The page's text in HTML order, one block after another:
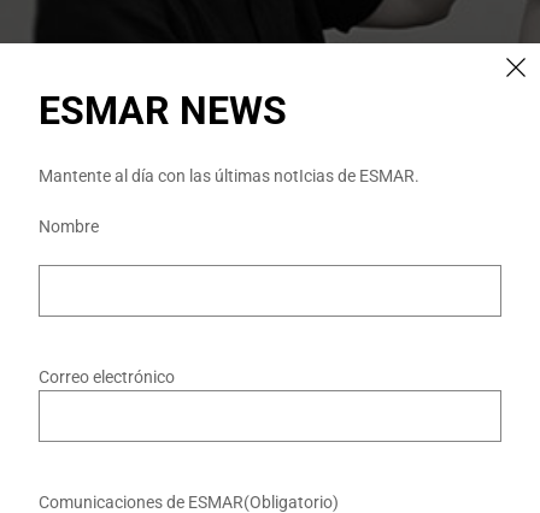
PROFESORADO ESMAR
periodo 2021-2027.
ESMAR NEWS
Mantente al día con las últimas notIcias de ESMAR.
Nombre
Correo electrónico
Comunicaciones de ESMAR(Obligatorio)